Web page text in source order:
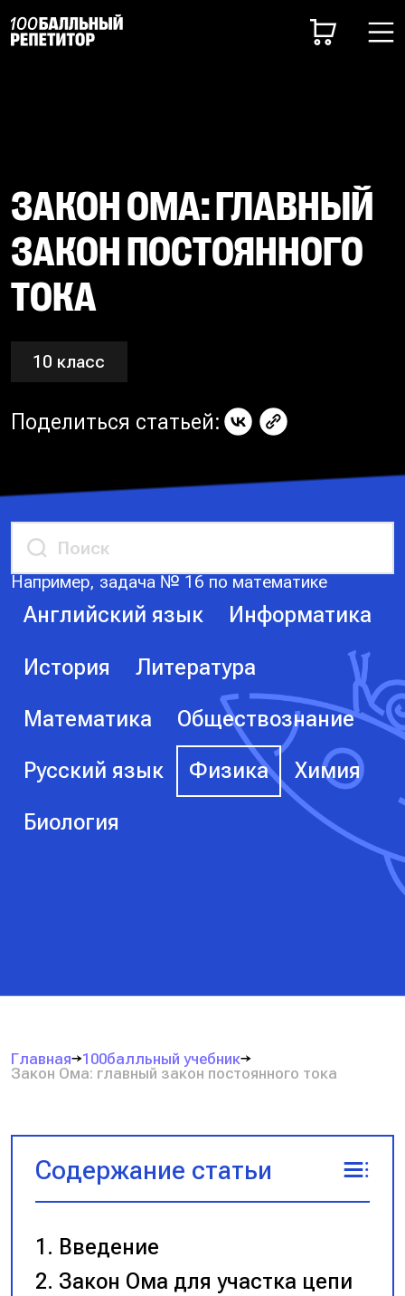
ЗАКОН ОМА: ГЛАВНЫЙ
ЗАКОН ПОСТОЯННОГО
ТОКА
10 класс
Поделиться статьей:
Например, задача № 16 по математике
Английский язык Информатика
История Литература
Математика Обществознание
Русский язык Физика Химия
Биология
Главная
100балльный учебник
Закон Ома: главный закон постоянного тока
Содержание статьи
Введение
Закон Ома для участка цепи